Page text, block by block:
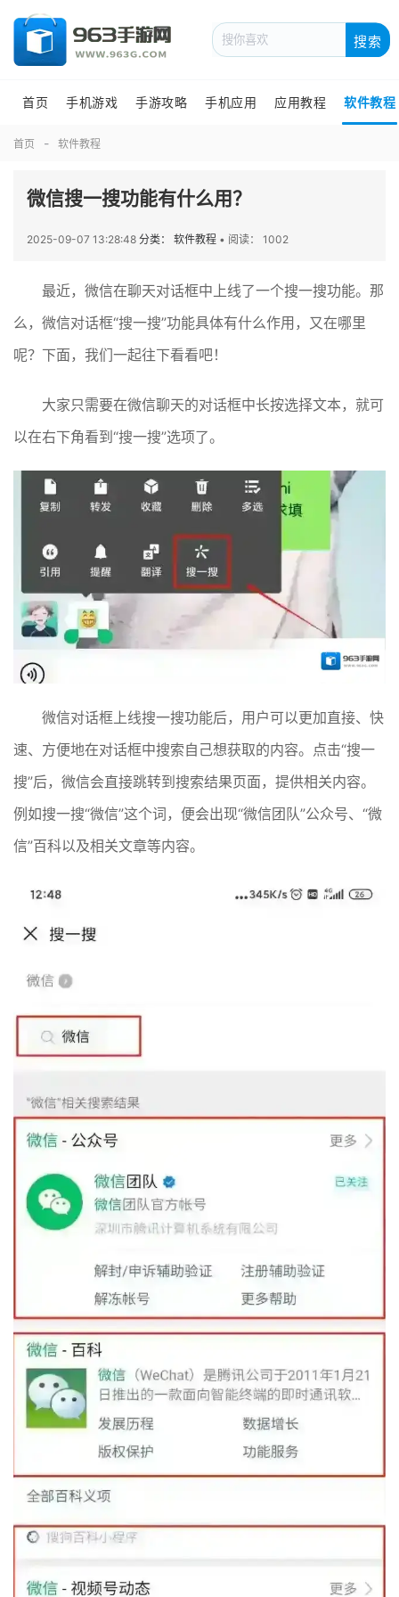
搜索
首页 手机游戏 手游攻略 手机应用 应用教程 软件教程
首页 软件教程
微信搜一搜功能有什么用？
2025-09-07 13:28:48 分类： 软件教程 • 阅读： 1002
最近，微信在聊天对话框中上线了一个搜一搜功能。那
么，微信对话框“搜一搜”功能具体有什么作用，又在哪里
呢？下面，我们一起往下看看吧！
大家只需要在微信聊天的对话框中长按选择文本，就可
以在右下角看到“搜一搜”选项了。
微信对话框上线搜一搜功能后，用户可以更加直接、快
速、方便地在对话框中搜索自己想获取的内容。点击“搜一
搜”后，微信会直接跳转到搜索结果页面，提供相关内容。
例如搜一搜“微信”这个词，便会出现“微信团队”公众号、“微
信”百科以及相关文章等内容。